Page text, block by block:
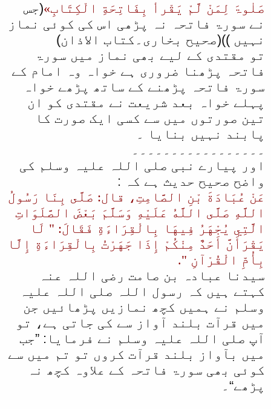
صَلٰوۃَ لِمَنْ لَّمْ یَقْرأ بِفَاتِحَةِ الْکِتَابِ»(جس
نے سورۃ فاتحہ نہ پڑھی اس کی کوئی نماز
نہیں ))(صحیح بخاری۔کتاب الاذان)
تو مقتدی کے لیے بھی نماز میں سورۃ
فاتحہ پڑھنا ضروری ہے خواہ وہ امام کے
سورۃ فاتحہ پڑھنے کے ساتھ پڑھے خواہ
پہلے خواہ بعد شریعت نے مقتدی کو ان
تین صورتوں میں سے کسی ایک صورت کا
پابند نہیں بنایا ۔
۔۔۔۔۔۔۔۔۔۔۔۔۔۔۔۔۔
اور پیارے نبی صلی اللہ علیہ وسلم کی
واضح صحیح حدیث ہے کہ :
عَنْ عُبَادَةَ بْنِ الصَّامِتِ، قال: صَلَّى بِنَا رَسُولُ
اللَّهِ صَلَّى اللَّهُ عَلَيْهِ وَسَلَّمَ بَعْضَ الصَّلَوَاتِ
الَّتِي يُجْهَرُ فِيهَا بِالْقِرَاءَةِ فَقَالَ: " لَا
يَقْرَأَنَّ أَحَدٌ مِنْكُمْ إِذَا جَهَرْتُ بِالْقِرَاءَةِ إِلَّا
بِأُمِّ الْقُرْآنِ ".
سیدنا عبادہ بن صامت رضی اللہ عنہ
کہتے ہیں کہ رسول اللہ صلی اللہ علیہ
وسلم نے ہمیں کچھ نمازیں پڑھائیں جن
میں قرآت بلند آواز سے کی جاتی ہے، تو
آپ صلی اللہ علیہ وسلم نے فرمایا: ”جب
میں بآواز بلند قرآت کروں تو تم میں سے
کوئی بھی سورۃ فاتحہ کے علاوہ کچھ نہ
پڑھے“۔